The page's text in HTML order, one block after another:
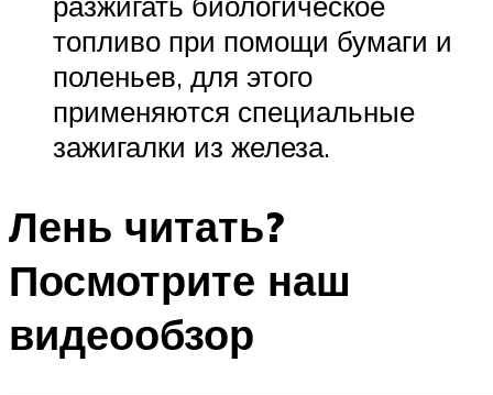
топливо при помощи бумаги и
поленьев, для этого
применяются специальные
зажигалки из железа.
Лень читать?
Посмотрите наш
видеообзор